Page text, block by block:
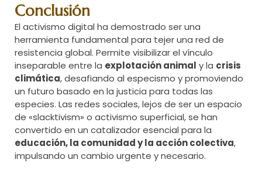
Conclusión
El activismo digital ha demostrado ser una
herramienta fundamental para tejer una red de
resistencia global. Permite visibilizar el vínculo
inseparable entre la explotación animal y la crisis
climática, desafiando al especismo y promoviendo
un futuro basado en la justicia para todas las
especies. Las redes sociales, lejos de ser un espacio
de «slacktivism» o activismo superficial, se han
convertido en un catalizador esencial para la
educación, la comunidad y la acción colectiva,
impulsando un cambio urgente y necesario.